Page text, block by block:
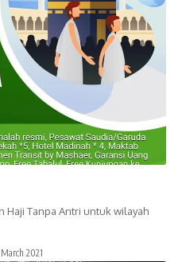
Haji Tanpa Antri untuk wilayah
2021